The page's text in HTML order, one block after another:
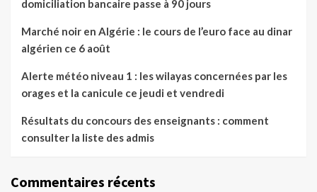
domiciliation bancaire passe à 90 jours
Marché noir en Algérie : le cours de l’euro face au dinar
algérien ce 6 août
Alerte météo niveau 1 : les wilayas concernées par les
orages et la canicule ce jeudi et vendredi
Résultats du concours des enseignants : comment
consulter la liste des admis
Commentaires récents